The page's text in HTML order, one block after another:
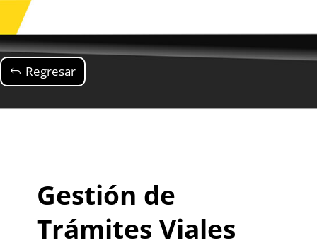
Regresar
Gestión de
Trámites Viales